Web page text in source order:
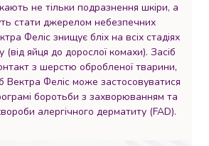
не тільки подразнення шкіри, а
стати джерелом небезпечних
Феліс знищує бліх на всіх стадіях
(від яйця до дорослої комахи). Засіб
з шерстю обробленої тварини,
Вектра Феліс може застосовуватися
боротьби з захворюванням та
алергічного дерматиту (FAD).